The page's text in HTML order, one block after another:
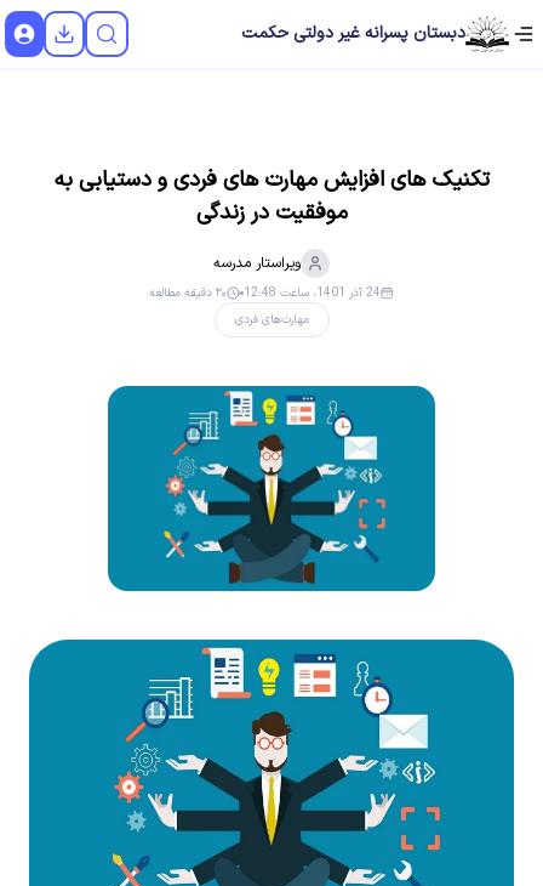
دبستان پسرانه غیر دولتی حکمت
تکنیک های افزایش مهارت های فردی و دستیابی به
موفقیت در زندگی
ویراستار مدرسه
مهارت‌های فردی
24 آذر 1401، ساعت 12:48 ۲۰ دقیقه مطالعه